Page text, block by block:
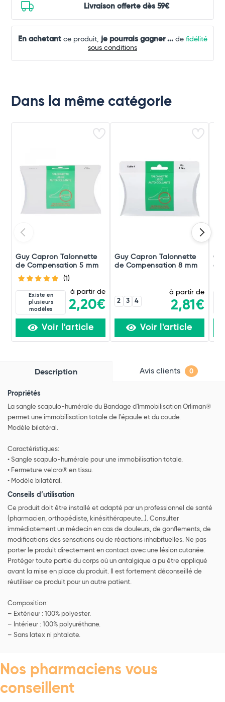
Livraison offerte dès 59€
En achetantce produit, je pourrais gagner ...de fidélité
sous conditions
Dans la même catégorie
Guy Capron Talonnette
de Compensation 5 mm
(1)
Existe en
plusieurs
modèles
à partir de
2,20€
Voir l'article
Guy Capron Talonnette
de Compensation 8 mm
2 3 4
à partir de
2,81€
Voir l'article
Description Avis clients 0
Propriétés
La sangle scapulo-humérale du Bandage d'Immobilisation Orliman®
permet une immobilisation totale de l'épaule et du coude.
Modèle bilatéral.
Caractéristiques:
• Sangle scapulo-humérale pour une immobilisation totale.
• Fermeture velcro® en tissu.
• Modèle bilatéral.
Conseils d’utilisation
Ce produit doit être installé et adapté par un professionnel de santé
(pharmacien, orthopédiste, kinésithérapeute…). Consulter
immédiatement un médecin en cas de douleurs, de gonflements, de
modifications des sensations ou de réactions inhabituelles. Ne pas
porter le produit directement en contact avec une lésion cutanée.
Protéger toute partie du corps où un antalgique a pu être appliqué
avant la mise en place du produit. Il est fortement déconseillé de
réutiliser ce produit pour un autre patient.
Composition:
– Extérieur : 100% polyester.
– Intérieur : 100% polyuréthane.
– Sans latex ni phtalate.
Nos pharmaciens vous
conseillent